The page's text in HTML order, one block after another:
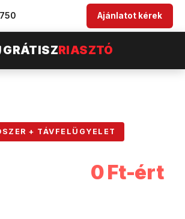
Ajánlatot kérek
GRÁTISZRIASZTÓ
+ TÁVFELÜGYELET
0 Ft-ért,